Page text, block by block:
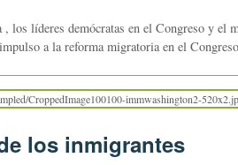
, los líderes demócratas en el Congreso y el
a la reforma migratoria en el
los inmigrantes